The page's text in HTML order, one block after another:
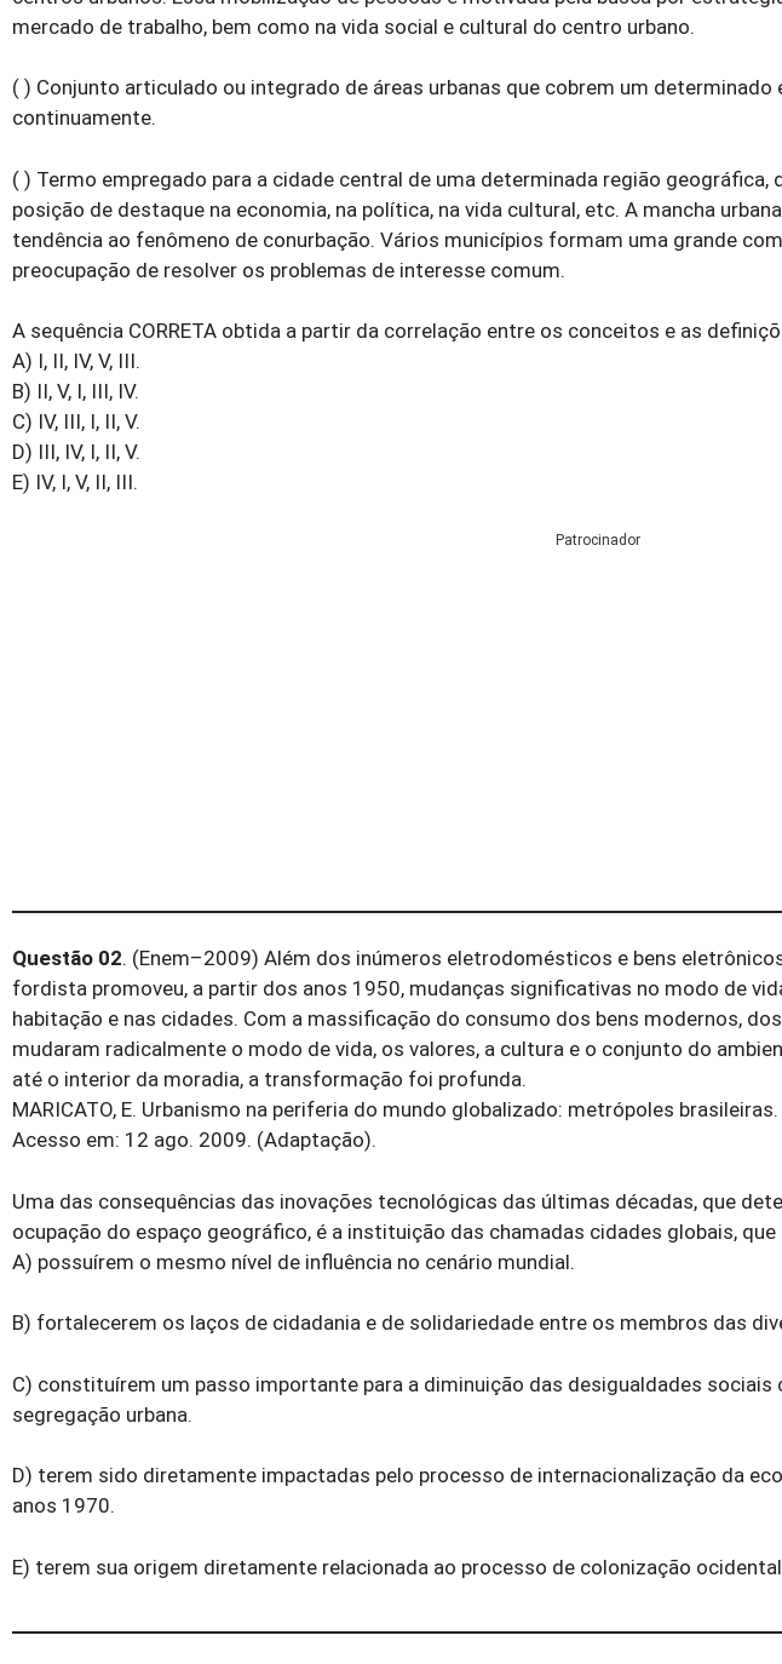
mercado de trabalho, bem como na vida social e cultural do centro urbano.
( ) Conjunto articulado ou integrado de áreas urbanas que cobrem um
continuamente.
( ) Termo empregado para a cidade central de uma determinada região geográfica,
posição de destaque na economia, na política, na vida cultural, etc. A mancha
tendência ao fenômeno de conurbação. Vários municípios formam uma grande
preocupação de resolver os problemas de interesse comum.
A sequência CORRETA obtida a partir da correlação entre os conceitos e as
A) I, II, IV, V, III.
B) II, V, I, III, IV.
C) IV, III, I, II, V.
D) III, IV, I, II, V.
E) IV, I, V, II, III.
Patrocinador
Questão 02. (Enem–2009) Além dos inúmeros eletrodomésticos e bens
fordista promoveu, a partir dos anos 1950, mudanças significativas no modo de
habitação e nas cidades. Com a massificação do consumo dos bens modernos,
mudaram radicalmente o modo de vida, os valores, a cultura e o conjunto do
até o interior da moradia, a transformação foi profunda.
MARICATO, E. Urbanismo na periferia do mundo globalizado: metrópoles
Acesso em: 12 ago. 2009. (Adaptação).
Uma das consequências das inovações tecnológicas das últimas décadas, que
ocupação do espaço geográfico, é a instituição das chamadas cidades globais,
A) possuírem o mesmo nível de influência no cenário mundial.
B) fortalecerem os laços de cidadania e de solidariedade entre os membros das
C) constituírem um passo importante para a diminuição das desigualdades sociais
segregação urbana.
D) terem sido diretamente impactadas pelo processo de internacionalização da
anos 1970.
E) terem sua origem diretamente relacionada ao processo de colonização